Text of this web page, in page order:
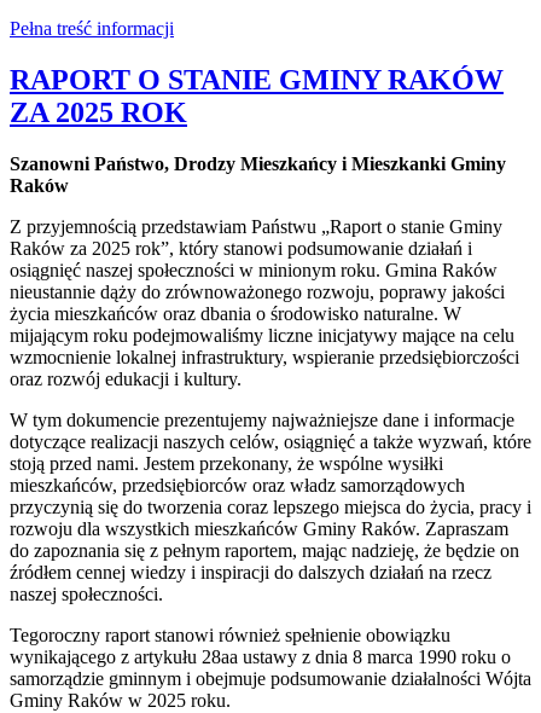
Pełna treść informacji
RAPORT O STANIE GMINY RAKÓW
ZA 2025 ROK
Szanowni Państwo, Drodzy Mieszkańcy i Mieszkanki Gminy
Raków
Z przyjemnością przedstawiam Państwu „Raport o stanie Gminy
Raków za 2025 rok”, który stanowi podsumowanie działań i
osiągnięć naszej społeczności w minionym roku. Gmina Raków
nieustannie dąży do zrównoważonego rozwoju, poprawy jakości
życia mieszkańców oraz dbania o środowisko naturalne. W
mijającym roku podejmowaliśmy liczne inicjatywy mające na celu
wzmocnienie lokalnej infrastruktury, wspieranie przedsiębiorczości
oraz rozwój edukacji i kultury.
W tym dokumencie prezentujemy najważniejsze dane i informacje
dotyczące realizacji naszych celów, osiągnięć a także wyzwań, które
stoją przed nami. Jestem przekonany, że wspólne wysiłki
mieszkańców, przedsiębiorców oraz władz samorządowych
przyczynią się do tworzenia coraz lepszego miejsca do życia, pracy i
rozwoju dla wszystkich mieszkańców Gminy Raków. Zapraszam
do zapoznania się z pełnym raportem, mając nadzieję, że będzie on
źródłem cennej wiedzy i inspiracji do dalszych działań na rzecz
naszej społeczności.
Tegoroczny raport stanowi również spełnienie obowiązku
wynikającego z artykułu 28aa ustawy z dnia 8 marca 1990 roku o
samorządzie gminnym i obejmuje podsumowanie działalności Wójta
Gminy Raków w 2025 roku.